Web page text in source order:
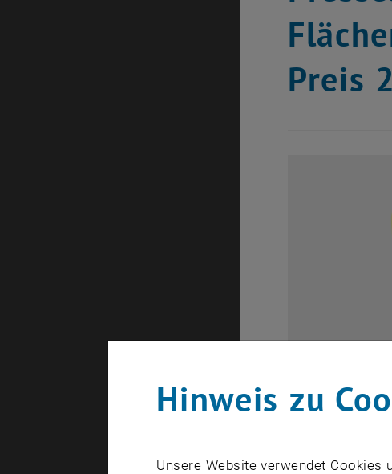
Preis
Hinweis zu
Unsere Website verwendet Cookies